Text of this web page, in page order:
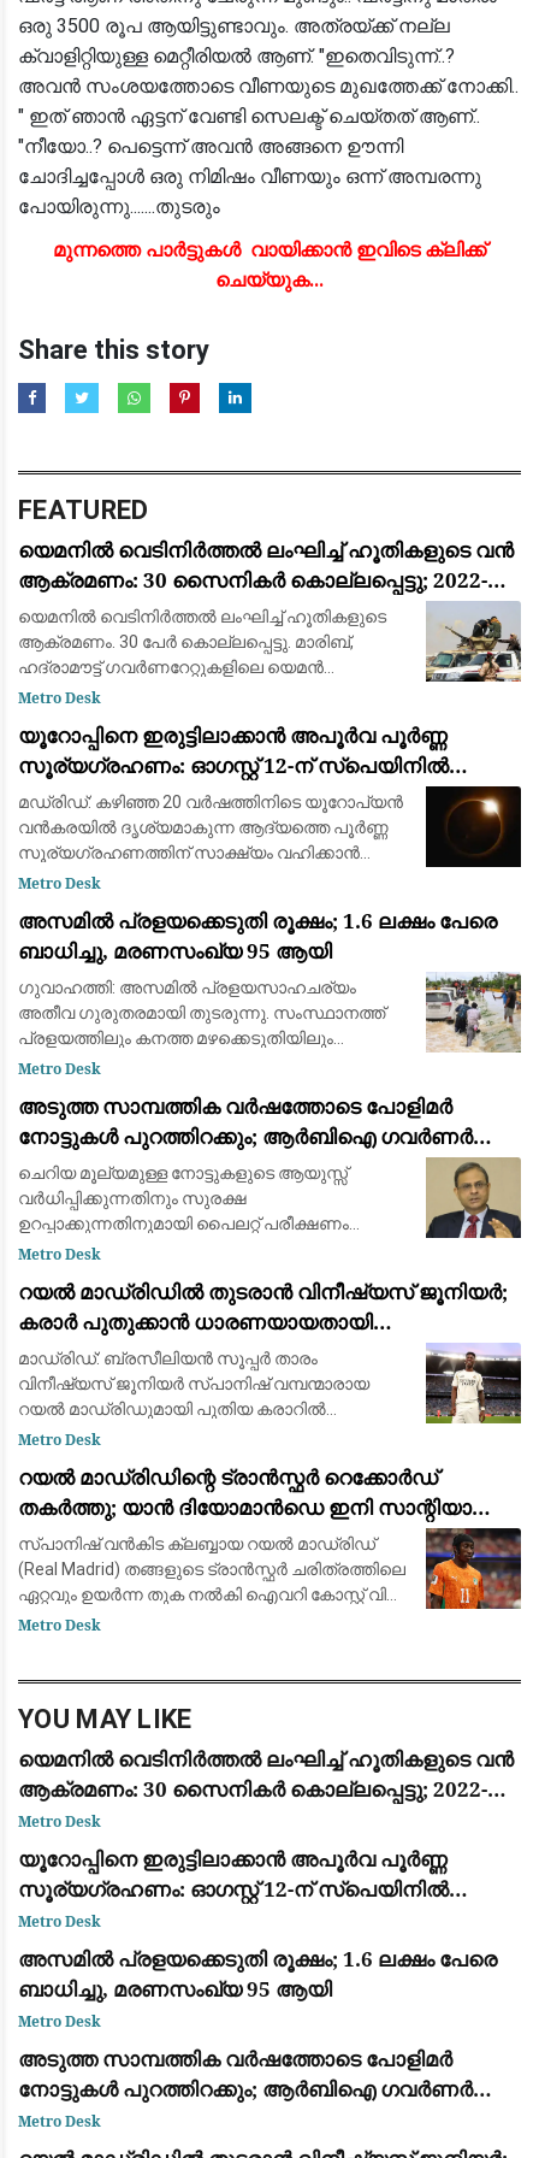
ഒരു 3500 രൂപ ആയിട്ടുണ്ടാവും. അത്രയ്ക്ക് നല്ല
ക്വാളിറ്റിയുള്ള മെറ്റീരിയൽ ആണ്. "ഇതെവിടുന്ന്..?
അവൻ സംശയത്തോടെ വീണയുടെ മുഖത്തേക്ക് നോക്കി..
" ഇത് ഞാൻ ഏട്ടന് വേണ്ടി സെലക്ട് ചെയ്തത് ആണ്..
"നീയോ..? പെട്ടെന്ന് അവൻ അങ്ങനെ ഊന്നി
ചോദിച്ചപ്പോൾ ഒരു നിമിഷം വീണയും ഒന്ന് അമ്പരന്നു
പോയിരുന്നു.......തുടരും
മുന്നത്തെ പാർട്ടുകൾ വായിക്കാൻ ഇവിടെ ക്ലിക്ക്
ചെയ്യുക...
Share this story
FEATURED
യെമനിൽ വെടിനിർത്തൽ ലംഘിച്ച് ഹൂതികളുടെ വൻ
ആക്രമണം: 30 സൈനികർ കൊല്ലപ്പെട്ടു; 2022-ന്
ശേഷമുള്ള ഏറ്റവും വലിയ ഏറ്റുമുട്ടൽ
യെമനിൽ വെടിനിർത്തൽ ലംഘിച്ച് ഹൂതികളുടെ
ആക്രമണം. 30 പേർ കൊല്ലപ്പെട്ടു. മാരിബ്,
ഹദ്രാമൗട്ട് ഗവർണറേറ്റുകളിലെ യെമൻ
എമർജൻസി ഫോഴ്‌സ് ക്യാമ്പുകൾക്ക്
വലിയ ആക്രമണമാണിത്
Metro Desk
യൂറോപ്പിനെ ഇരുട്ടിലാക്കാൻ അപൂർവ പൂർണ്ണ
സൂര്യഗ്രഹണം: ഓഗസ്റ്റ് 12-ന് സ്പെയിനിൽ
പ്രകൃതിയുടെ വിസ്മയക്കാഴ്ച
മഡ്രിഡ്: കഴിഞ്ഞ 20 വർഷത്തിനിടെ യൂറോപ്യൻ
വൻകരയിൽ ദൃശ്യമാകുന്ന ആദ്യത്തെ പൂർണ്ണ
സൂര്യഗ്രഹണത്തിന് സാക്ഷ്യം വഹിക്കാൻ
ഒരുങ്ങി ശാസ്ത്രലോകവും ആകാശപ്രേമികളും.
മറയ്ക
Metro Desk
അസമിൽ പ്രളയക്കെടുതി രൂക്ഷം; 1.6 ലക്ഷം പേരെ
ബാധിച്ചു, മരണസംഖ്യ 95 ആയി
ഗുവാഹത്തി: അസമിൽ പ്രളയസാഹചര്യം
അതീവ ഗുരുതരമായി തുടരുന്നു. സംസ്ഥാനത്ത്
പ്രളയത്തിലും കനത്ത മഴക്കെടുതിയിലും
മരിച്ചവരുടെ എണ്ണം 95 ആയി ഉയർന്നു. 14
ആളുകളെയാണ് വെള്
Metro Desk
അടുത്ത സാമ്പത്തിക വർഷത്തോടെ പോളിമർ
നോട്ടുകൾ പുറത്തിറക്കും; ആർബിഐ ഗവർണർ
സഞ്ജയ് മൽഹോത്ര
ചെറിയ മൂല്യമുള്ള നോട്ടുകളുടെ ആയുസ്സ്
വർധിപ്പിക്കുന്നതിനും സുരക്ഷ
ഉറപ്പാക്കുന്നതിനുമായി പൈലറ്റ് പരീക്ഷണം
പുരോഗമിക്കുന്നു.
Metro Desk
റയൽ മാഡ്രിഡിൽ തുടരാൻ വിനീഷ്യസ് ജൂനിയർ;
കരാർ പുതുക്കാൻ ധാരണയായതായി
ഫാബ്രിസിയോ റൊമാനോയും ദ അത്‌ലറ്റിക്കും
മാഡ്രിഡ്: ബ്രസീലിയൻ സൂപ്പർ താരം
വിനീഷ്യസ് ജൂനിയർ സ്പാനിഷ് വമ്പന്മാരായ
റയൽ മാഡ്രിഡുമായി പുതിയ കരാറിൽ
ഒപ്പുവെക്കാൻ ഒരുങ്ങുന്നു. പ്രമുഖ ട്രാൻസ്ഫർ
റൊമാനോയും 'ദ അത്‌ലറ്റികു'മാണ
Metro Desk
റയൽ മാഡ്രിഡിന്റെ ട്രാൻസ്ഫർ റെക്കോർഡ്
തകർത്തു; യാൻ ദിയോമാൻഡെ ഇനി സാന്റിയാഗോ
ബെർണബ്യൂവിൽ
സ്പാനിഷ് വൻകിട ക്ലബ്ബായ റയൽ മാഡ്രിഡ്
(Real Madrid) തങ്ങളുടെ ട്രാൻസ്ഫർ ചരിത്രത്തിലെ
ഏറ്റവും ഉയർന്ന തുക നൽകി ഐവറി കോസ്റ്റ് വിങ്
ഫോർവേഡ് യാൻ ദിയോമാൻഡെയെ (Yan
Metro Desk
YOU MAY LIKE
യെമനിൽ വെടിനിർത്തൽ ലംഘിച്ച് ഹൂതികളുടെ വൻ
ആക്രമണം: 30 സൈനികർ കൊല്ലപ്പെട്ടു; 2022-ന്
ശേഷമുള്ള ഏറ്റവും വലിയ ഏറ്റുമുട്ടൽ
Metro Desk
യൂറോപ്പിനെ ഇരുട്ടിലാക്കാൻ അപൂർവ പൂർണ്ണ
സൂര്യഗ്രഹണം: ഓഗസ്റ്റ് 12-ന് സ്പെയിനിൽ
പ്രകൃതിയുടെ വിസ്മയക്കാഴ്ച
Metro Desk
അസമിൽ പ്രളയക്കെടുതി രൂക്ഷം; 1.6 ലക്ഷം പേരെ
ബാധിച്ചു, മരണസംഖ്യ 95 ആയി
Metro Desk
അടുത്ത സാമ്പത്തിക വർഷത്തോടെ പോളിമർ
നോട്ടുകൾ പുറത്തിറക്കും; ആർബിഐ ഗവർണർ
സഞ്ജയ് മൽഹോത്ര
Metro Desk